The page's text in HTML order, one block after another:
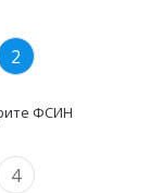
2
ФСИН
4